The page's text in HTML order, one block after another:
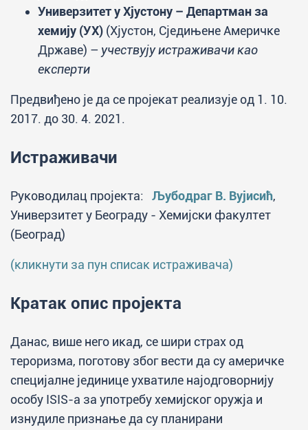
Универзитет у Хјустону – Департман за
хемију (УХ) (Хјустон, Сједињене Америчке
Државе) – учествују истраживачи као
експерти
Предвиђено је да се пројекат реализује од 1. 10.
2017. до 30. 4. 2021.
Истраживачи
Руководилац пројекта: Љубодраг В. Вујисић,
Универзитет у Београду - Хемијски факултет
(Београд)
(кликнути за пун списак истраживача)
Кратак опис пројекта
Данас, више него икад, се шири страх од
тероризма, поготову због вести да су америчке
специјалне јединице ухватиле најодговорнију
особу ISIS-а за употребу хемијског оружја и
изнудиле признање да су планирани